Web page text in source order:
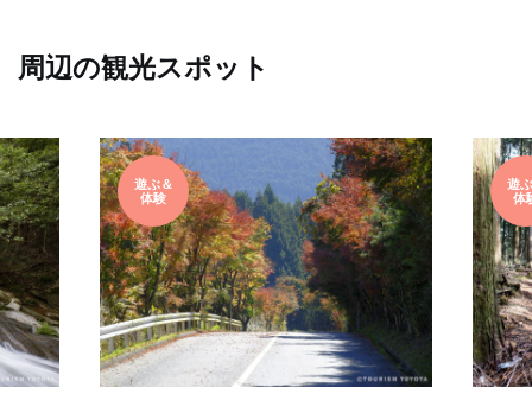
周辺の観光スポット
遊ぶ＆
体験
遊
体